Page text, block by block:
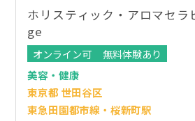
ホリスティック・アロマセラ
ge
オンライン可
無料体験あり
美容・健康
東京都 世田谷区
東急田園都市線・桜新町駅